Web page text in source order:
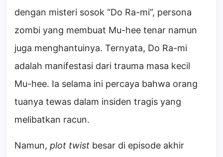
dengan misteri sosok “Do Ra-mi”, persona
zombi yang membuat Mu-hee tenar namun
juga menghantuinya. Ternyata, Do Ra-mi
adalah manifestasi dari trauma masa kecil
Mu-hee. Ia selama ini percaya bahwa orang
tuanya tewas dalam insiden tragis yang
melibatkan racun.
Namun, plot twist besar di episode akhir